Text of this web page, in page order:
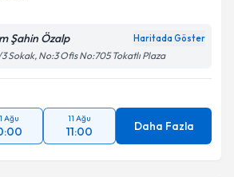
Şahin Özalp Haritada Göster
Sokak, No:3 Ofis No:705 Tokatlı Plaza
Ağu 11 Ağu
11:00 Daha Fazla